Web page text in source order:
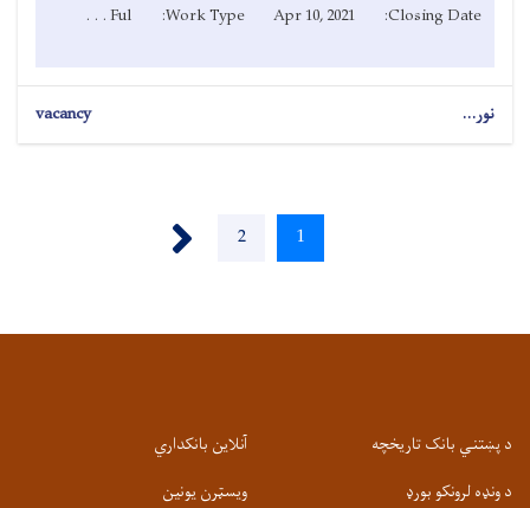
Closing Date:
Apr 10, 2021
Work Type:
Ful . . .
نور... vacancy
اوسنی
1 پاڼه
2
د پښتني بانک تاریخچه
د ونډه لرونکو بورډ
آنلاین بانکداري
ویسټرن یونین